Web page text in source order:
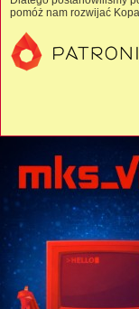
pomóż nam rozwijać